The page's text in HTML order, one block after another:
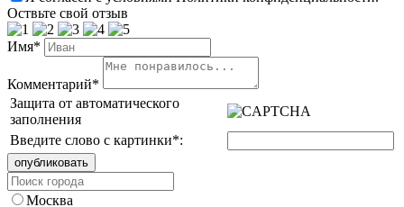
Оствьте свой отзыв
Имя*
Комментарий*
Защита от автоматического
заполнения
Введите слово с картинки*:
Москва